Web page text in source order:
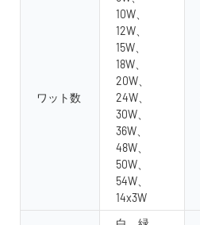
ワット数
10W、
12W、
15W、
18W、
20W、
24W、
30W、
36W、
48W、
50W、
54W、
14x3W